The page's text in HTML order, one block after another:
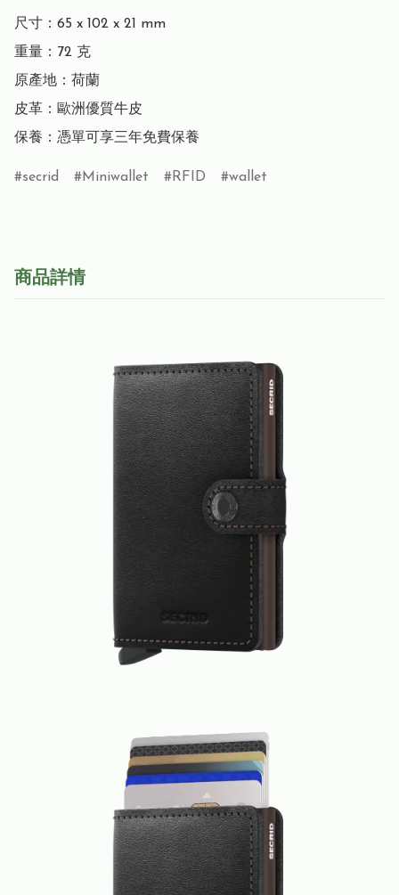
尺寸：65 x 102 x 21 mm
重量：72 克
原產地：荷蘭
皮革：歐洲優質牛皮
保養：憑單可享三年免費保養
secrid Miniwallet RFID wallet
商品詳情